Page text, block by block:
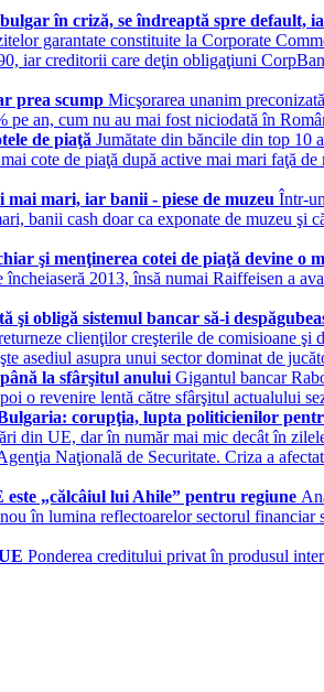
în criză, se îndreaptă spre default,
garantate constituite la Corporate
iar creditorii care deţin obligaţiuni
prea scump Micşorarea unanim
pe an, cum nu au mai fost niciodată în
de piaţă Jumătate din băncile din top 10
cote de piaţă după active mai mari faţă
mai mari, iar banii - piese de muzeu Într-
banii cash doar ca exponate de muzeu şi
şi menţinerea cotei de piaţă devine o
2013, însă numai Raiffeisen a
obligă sistemul bancar să-i
clienţilor creşterile de comisioane
asupra unui sector dominat de
la sfârşitul anului Gigantul bancar
o revenire lentă către sfârşitul actualului
corupţia, lupta politicienilor
din UE, dar în număr mai mic decât în
Naţională de Securitate. Criza a
„călcâiul lui Ahile” pentru regiune
în lumina reflectoarelor sectorul
Ponderea creditului privat în produsul